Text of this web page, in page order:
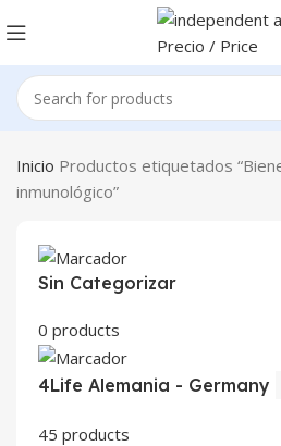
Inicio Productos etiquetados
inmunológico”
Sin Categorizar
0 products
4Life Alemania - Germany
45 products